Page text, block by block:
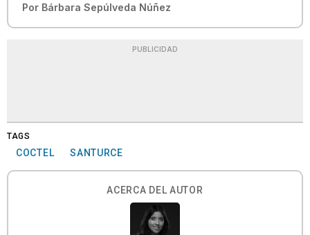
Por Bárbara Sepúlveda Núñez
PUBLICIDAD
TAGS
COCTEL SANTURCE
ACERCA DEL AUTOR